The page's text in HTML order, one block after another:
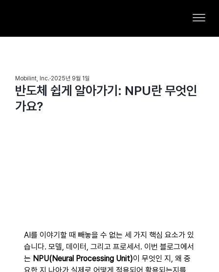
반도체 쉽게 알아가기: NPU란 무엇인
가요?
Mobilint, Inc. 2025년 9월 1일
AI를 이야기할 때 빼놓을 수 없는 세 가지 핵심 요소가 있
습니다. 모델, 데이터, 그리고 프로세서. 이번 블로그에서
는 NPU(Neural Processing Unit)이 무엇인 지, 왜 중
요한 지 나아가 실제로 어떻게 적용되어 활용되는지를